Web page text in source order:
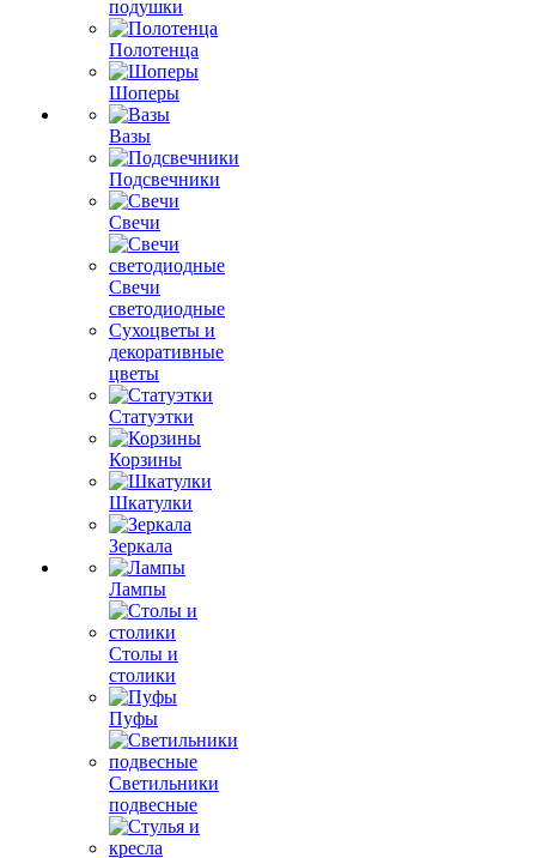
подушки
Полотенца
Шоперы
Вазы
Подсвечники
Свечи
Свечи
светодиодные
Сухоцветы и
декоративные
цветы
Статуэтки
Корзины
Шкатулки
Зеркала
Лампы
Столы и
столики
Пуфы
Светильники
подвесные